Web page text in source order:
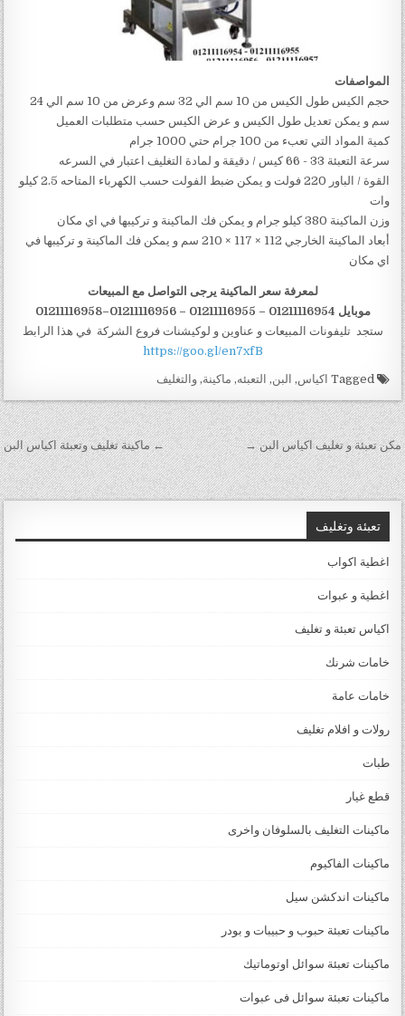
المواصفات
حجم الكيس طول الكيس من 10 سم الي 32 سم وعرض من 10 سم الي 24
سم و يمكن تعديل طول الكيس و ‏عرض الكيس حسب متطلبات العميل
كمية المواد التي تعبء من 100 جرام حتي 1000 جرام
سرعة التعبئة ‎ 33‎‏- ‏‎66‎‏ كيس / دقيقة و لمادة التغليف اعتبار في السرعه
القوة / الباور ‏220 فولت و يمكن ضبط الفولت حسب الكهرباء المتاحه 2.5 كيلو
وات
وزن الماكينة ‏380 كيلو جرام و يمكن فك الماكينة و تركيبها في اي مكان
أبعاد الماكينة الخارجي ‏112 × 117 × 210 سم و يمكن فك الماكينة و تركيبها في
اي مكان
لمعرفة سعر الماكينة يرجى التواصل مع المبيعات
موبايل 01211116954 – 01211116955 – 01211116956–01211116958
ستجد تليفونات المبيعات و عناوين و لوكيشنات فروع الشركة في هذا الرابط
https://goo.gl/en7xfB
اكياس, البن, التعبئه, ماكينة,والتغليف
تصفّح
المقالات
← ماكينة تغليف وتعبئة اكياس البن مكن تعبئة و تغليف اكياس البن →
تعبئة وتغليف
اغطية اكواب
اغطية و عبوات
اكياس تعبئة و تغليف
خامات شرنك
خامات عامة
رولات و افلام تغليف
طبات
قطع غيار
ماكينات التغليف بالسلوفان واخرى
ماكينات الفاكيوم
ماكينات اندكشن سيل
ماكينات تعبئة حبوب و حبيبات و بودر
ماكينات تعبئة سوائل اوتوماتيك
ماكينات تعبئة سوائل فى عبوات